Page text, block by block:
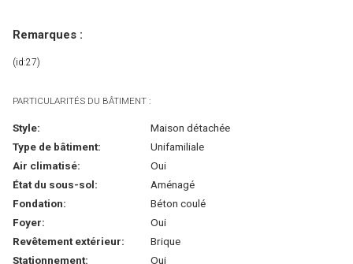
Remarques :
(id:27)
PARTICULARITÉS DU BÂTIMENT :
Style:
Maison détachée
Type de bâtiment:
Unifamiliale
Air climatisé:
Oui
État du sous-sol:
Aménagé
Fondation:
Béton coulé
Foyer:
Oui
Revêtement extérieur:
Brique
Stationnement:
Oui